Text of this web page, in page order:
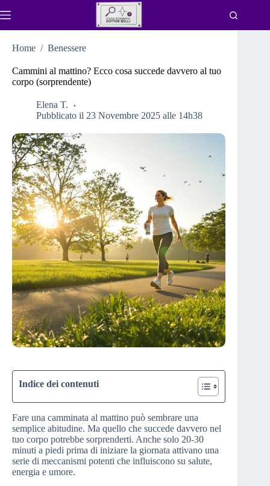
al
Home / Benessere
Cammini al mattino? Ecco cosa succede davvero al tuo
corpo (sorprendente)
Elena T.
Pubblicato il 23 Novembre 2025 alle 14h38
Indice dei contenuti
Fare una camminata al mattino può sembrare una
semplice abitudine. Ma quello che succede davvero nel
tuo corpo potrebbe sorprenderti. Anche solo 20-30
minuti a piedi prima di iniziare la giornata attivano una
serie di meccanismi potenti che influiscono su salute,
energia e umore.